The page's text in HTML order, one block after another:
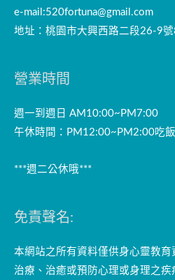
e-mail:520fortuna@gmail.com
地址：桃園市大興西路二段26-9
營業時間
週一到週日 AM10:00~PM7:00
午休時間：PM12:00~PM2:00吃
***週二公休哦***
免責聲名:
本網站之所有資料僅供身心靈教育
治療、治癒或預防心理或身理之疾